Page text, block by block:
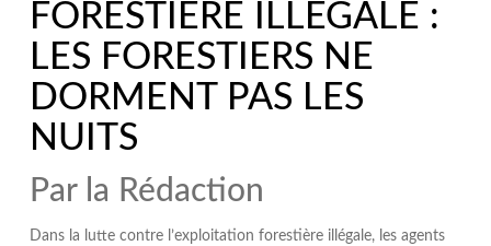
FORESTIERE ILLEGALE :
LES FORESTIERS NE
DORMENT PAS LES
NUITS
Par la Rédaction
Dans la lutte contre l’exploitation forestière illégale, les agents